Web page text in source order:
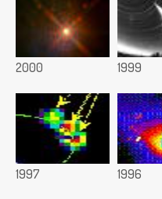
2000 1999
1997 1996